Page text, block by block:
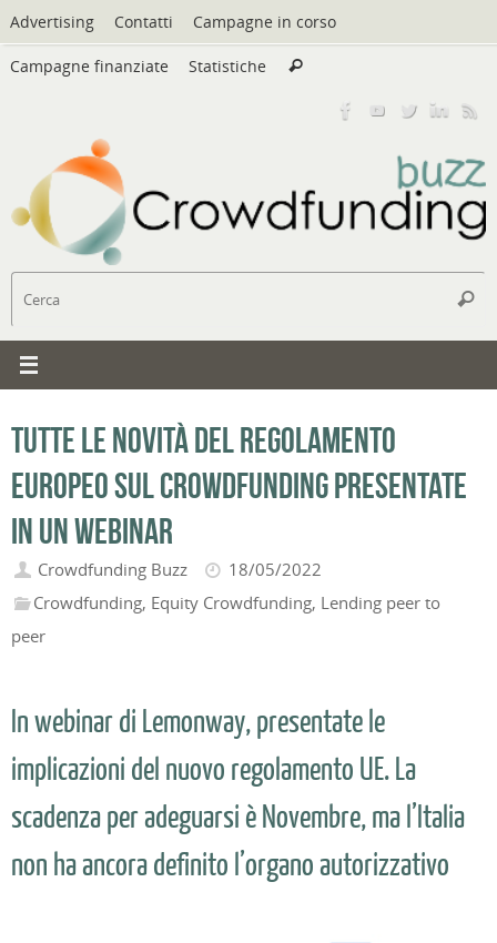
Vai
al
contenuto
Advertising Contatti Campagne in corso
Campagne finanziate Statistiche Cerca
Cerca
Tutte le novità del regolamento
europeo sul crowdfunding presentate
in un webinar
Crowdfunding Buzz
18/05/2022
Crowdfunding, Equity Crowdfunding, Lending peer to
peer
In webinar di Lemonway, presentate le
implicazioni del nuovo regolamento UE. La
scadenza per adeguarsi è Novembre, ma l’Italia
non ha ancora definito l’organo autorizzativo